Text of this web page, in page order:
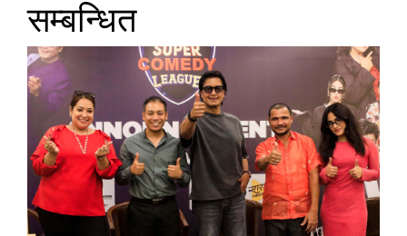
सम्बन्धित